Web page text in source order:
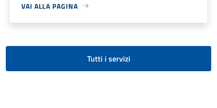
VAI ALLA PAGINA
Tutti i servizi